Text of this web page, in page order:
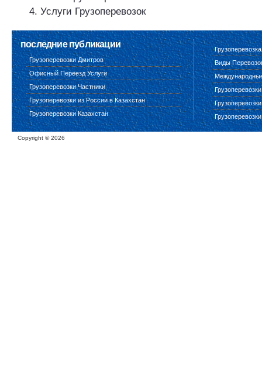
Услуги Грузоперевозок
последние публикации
Грузоперевозки Дмитров
Офисный Переезд Услуги
Грузоперевозки Частники
Грузоперевозки из России в Казахстан
Грузоперевозки Казахстан
Виды
Copyright ©2026